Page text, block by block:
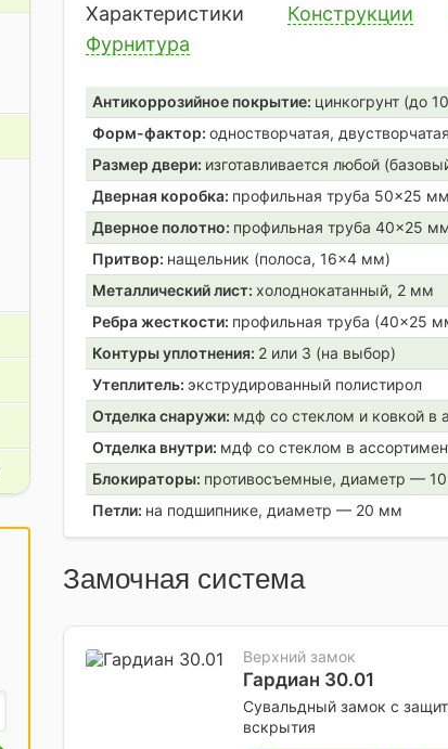
Характеристики Конструкции
Фурнитура
Антикоррозийное покрытие: цинкогрунт (до
Форм-фактор: одностворчатая,
Размер двери: изготавливается любой
Дверная коробка: профильная труба 50×25 мм
Дверное полотно: профильная труба 40×25
Притвор: нащельник (полоса, 16×4 мм)
Металлический лист: холоднокатанный, 2 мм
Ребра жесткости: профильная труба (40×25
Контуры уплотнения: 2 или 3 (на выбор)
Утеплитель: экструдированный полистирол
Отделка снаружи: мдф со стеклом и ковкой в
Отделка внутри: мдф со стеклом в
Блокираторы: противосъемные, диаметр —
Петли: на подшипнике, диаметр — 20 мм
Замочная система
Верхний замок
Гардиан 30.01
Сувальдный замок с
вскрытия